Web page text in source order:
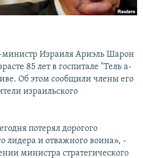
Азатутюн
Израиля Ариэль Шарон
85 лет в госпитале "Тель а-
Об этом сообщили члены его
израильского
потерял дорогого
лидера и отважного воина», -
министра стратегического